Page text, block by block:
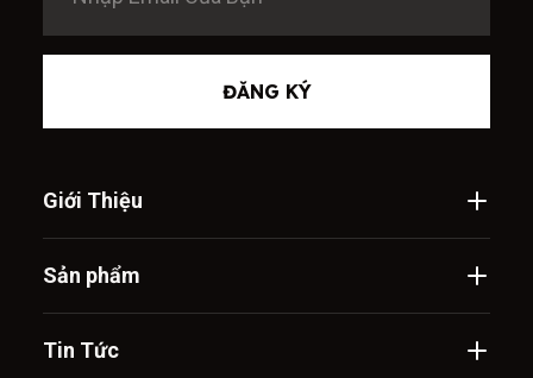
ĐĂNG KÝ
Giới Thiệu
Sản phẩm
Tin Tức